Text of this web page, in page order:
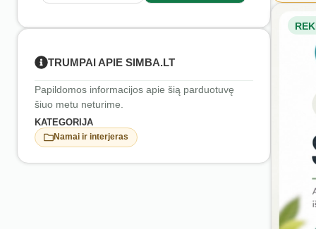
TRUMPAI APIE SIMBA.LT
Papildomos informacijos apie šią parduotuvę
šiuo metu neturime.
KATEGORIJA
Namai ir interjeras